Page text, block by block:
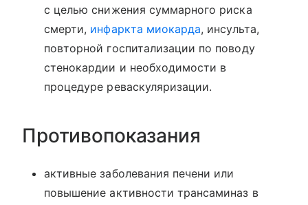
с целью снижения суммарного риска
смерти, инфаркта миокарда, инсульта,
повторной госпитализации по поводу
стенокардии и необходимости в
процедуре реваскуляризации.
Противопоказания
активные заболевания печени или
повышение активности трансаминаз в